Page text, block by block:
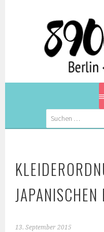
8900KM.
EINE BERLINERIN IN
Suchen
nach:
JAPANISCHEN
13. September 2015